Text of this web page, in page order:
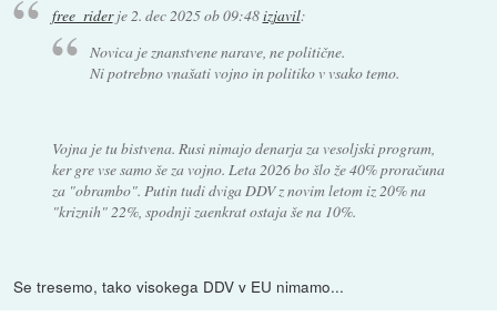
free_riderje2. dec 2025 ob 09:48izjavil:
Novica je znanstvene narave, ne politične.
Ni potrebno vnašati vojno in politiko v vsako temo.
Vojna je tu bistvena. Rusi nimajo denarja za vesoljski program,
ker gre vse samo še za vojno. Leta 2026 bo šlo že 40% proračuna
za "obrambo". Putin tudi dviga DDV z novim letom iz 20% na
"kriznih" 22%, spodnji zaenkrat ostaja še na 10%.
Se tresemo, tako visokega DDV v EU nimamo...